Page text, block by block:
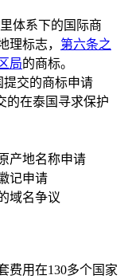
体系下的国际商
理标志， 第六条之
局的商标。
交的商标申请
的在泰国寻求保护
产地名称申请
记申请
域名争议
费用在130多个国家